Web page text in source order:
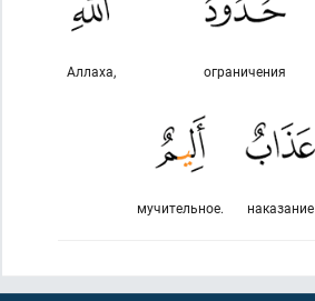
ограничения
Аллаха,
наказание
мучительное.